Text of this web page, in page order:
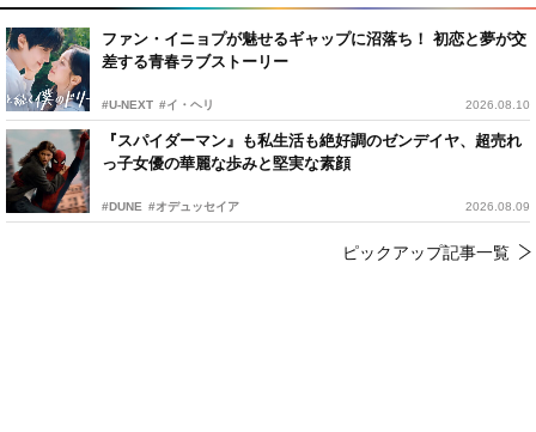
ファン・イニョプが魅せるギャップに沼落ち！ 初恋と夢が交
差する青春ラブストーリー
#U-NEXT #イ・ヘリ 2026.08.10
『スパイダーマン』も私生活も絶好調のゼンデイヤ、超売れ
っ子女優の華麗な歩みと堅実な素顔
#DUNE #オデュッセイア 2026.08.09
ピックアップ記事一覧